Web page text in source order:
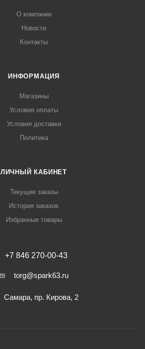
О компании
Новости
Контакты
ИНФОРМАЦИЯ
Магазины
Условия оплаты
Условия доставки
Политика
ЛИЧНЫЙ КАБИНЕТ
Текущие заказы
История заказов
Избранные товары
+7 846 270-00-43
torg@spark63.ru
Самара, пр. Кирова, 2